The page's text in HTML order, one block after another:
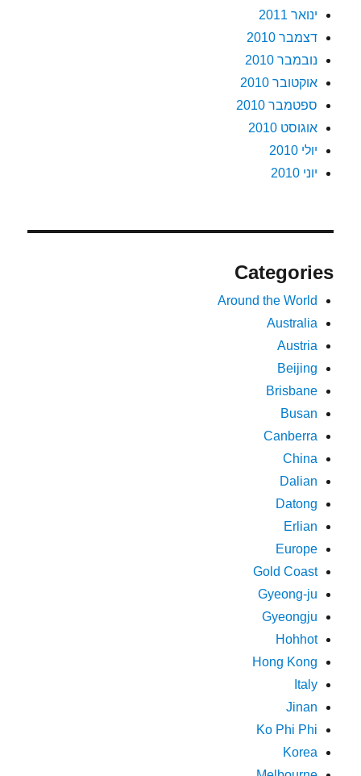
ינואר 2011
דצמבר 2010
נובמבר 2010
אוקטובר 2010
ספטמבר 2010
אוגוסט 2010
יולי 2010
יוני 2010
Categories
Around the World
Australia
Austria
Beijing
Brisbane
Busan
Canberra
China
Dalian
Datong
Erlian
Europe
Gold Coast
Gyeong-ju
Gyeongju
Hohhot
Hong Kong
Italy
Jinan
Ko Phi Phi
Korea